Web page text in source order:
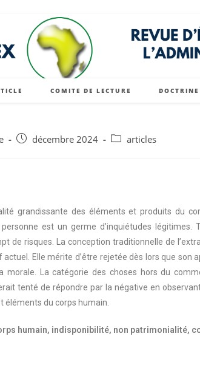
COMITE DE LECTURE DOCTRINE
décembre 2024 articles
grandissante des éléments et produits du
est un germe d’inquiétudes légitimes.
de risques. La conception traditionnelle de
actuel. Elle mérite d’être rejetée dès lors que son
morale. La catégorie des choses hors du
tenté de répondre par la négative en
éléments du corps humain.
humain, indisponibilité, non patrimonialité,